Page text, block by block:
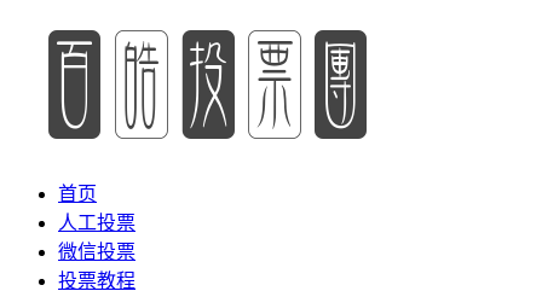
首页
人工投票
微信投票
投票教程